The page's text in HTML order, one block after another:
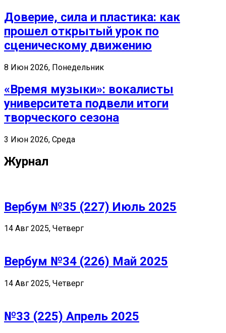
Доверие, сила и пластика: как
прошел открытый урок по
сценическому движению
8 Июн 2026, Понедельник
«Время музыки»: вокалисты
университета подвели итоги
творческого сезона
3 Июн 2026, Среда
Журнал
Вербум №35 (227) Июль 2025
14 Авг 2025, Четверг
Вербум №34 (226) Май 2025
14 Авг 2025, Четверг
№33 (225) Апрель 2025